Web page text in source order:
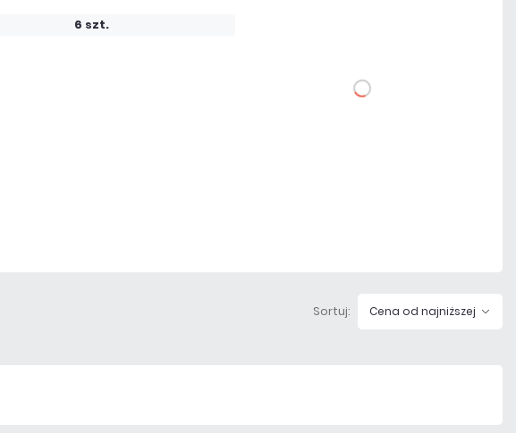
6 szt.
DO KOSZYKA
Sortuj: Cena od najniższej